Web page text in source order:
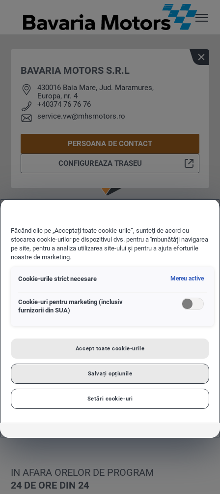
BAVARIA MOTORS S.R.L
430016 Baia Mare, Jud. Maramures,
Europa, nr. 4
+40374 76 76 76
service.vw@mhsmotors.ro
PERSOANA DE CONTACT
CONFIGUREAZA TRASEU
ORAR
Service inchis
SERVICE
Miercuri
09:00-18:00
Joi
09:00-18:00
Vineri
IN AFARA ORELOR DE PROGRAM
24 DE ORE DIN 24
Făcând clic pe „Acceptați toate cookie-urile”, sunteți de acord cu
stocarea cookie-urilor pe dispozitivul dvs. pentru a îmbunătăți navigarea
pe site, pentru a analiza utilizarea site-ului și pentru a ajuta eforturile
noastre de marketing.
Cookie-urile strict necesare Mereu active
Cookie-uri pentru marketing (inclusiv
furnizorii din SUA)
Accept toate cookie-urile
Salvați opțiunile
Setări cookie-uri